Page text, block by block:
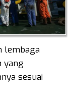
lembaga
yang
sesuai